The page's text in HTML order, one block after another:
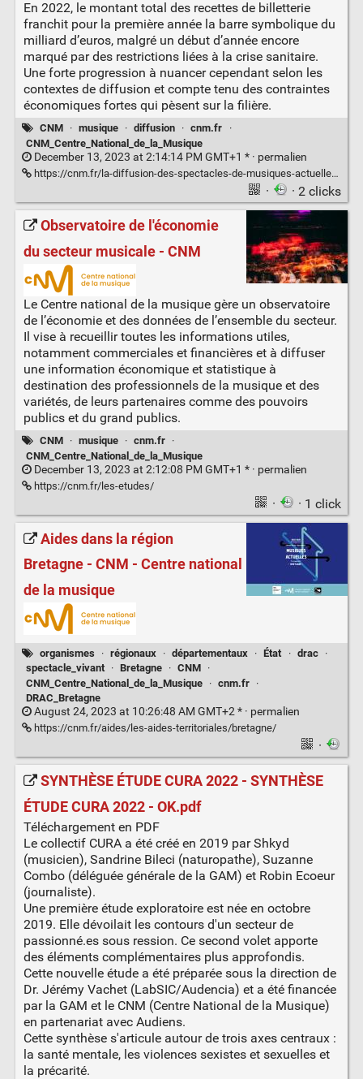
En 2022, le montant total des recettes de billetterie
franchit pour la première année la barre symbolique du
milliard d’euros, malgré un début d’année encore
marqué par des restrictions liées à la crise sanitaire.
Une forte progression à nuancer cependant selon les
contextes de diffusion et compte tenu des contraintes
économiques fortes qui pèsent sur la filière.
CNM · musique · diffusion · cnm.fr
·
CNM_Centre_National_de_la_Musique
December 13, 2023 at 2:14:14 PM GMT+1 * · permalien
https://cnm.fr/la-diffusion-des-spectacles-de-musiques-actuelles-et-de-varietes-en-france/
· · 2 clicks
Observatoire de l'économie
du secteur musicale - CNM
Le Centre national de la musique gère un observatoire
de l’économie et des données de l’ensemble du secteur.
Il vise à recueillir toutes les informations utiles,
notamment commerciales et financières et à diffuser
une information économique et statistique à
destination des professionnels de la musique et des
variétés, de leurs partenaires comme des pouvoirs
publics et du grand publics.
CNM · musique · cnm.fr ·
CNM_Centre_National_de_la_Musique
December 13, 2023 at 2:12:08 PM GMT+1 * · permalien
https://cnm.fr/les-etudes/
· · 1 click
Aides dans la région
Bretagne - CNM - Centre national
de la musique
organismes · régionaux · départementaux · État · drac
·
spectacle_vivant
· Bretagne · CNM ·
CNM_Centre_National_de_la_Musique
· cnm.fr
·
DRAC_Bretagne
August 24, 2023 at 10:26:48 AM GMT+2 * · permalien
https://cnm.fr/aides/les-aides-territoriales/bretagne/
·
SYNTHÈSE ÉTUDE CURA 2022 - SYNTHÈSE
ÉTUDE CURA 2022 - OK.pdf
Téléchargement en PDF
Le collectif CURA a été créé en 2019 par Shkyd
(musicien), Sandrine Bileci (naturopathe), Suzanne
Combo (déléguée générale de la GAM) et Robin Ecoeur
(journaliste).
Une première étude exploratoire est née en octobre
2019. Elle dévoilait les contours d'un secteur de
passionné.es sous ression. Ce second volet apporte
des éléments complémentaires plus approfondis.
Cette nouvelle étude a été préparée sous la direction de
Dr. Jérémy Vachet (LabSIC/Audencia) et a été financée
par la GAM et le CNM (Centre National de la Musique)
en partenariat avec Audiens.
Cette synthèse s'articule autour de trois axes centraux :
la santé mentale, les violences sexistes et sexuelles et
la précarité.